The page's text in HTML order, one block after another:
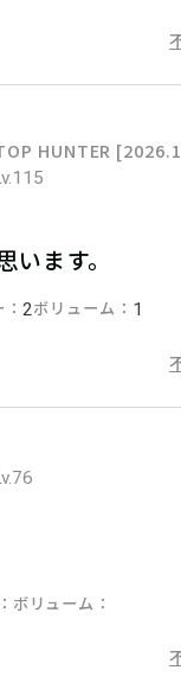
HUNTER
ます。
2ボリューム 1
ボリューム